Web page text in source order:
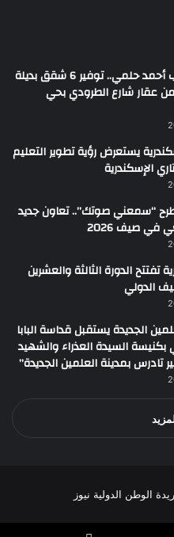
بتوجيهات النائب أحمد حلمي.. توفير 6 شقق بديلة
من عقار شارع الطرودي بحي
يستعرض رؤية تطوير التعليم
الإسكندرية
“سمعني صوتك”.. تعاون جديد
في صيف 2026
تفتتح الدورة الثالثة والعشرين
الدولي
الجديدة يستقبل قداسة البابا
بكنيسة السيدة العذراء والشهيد
تادرس بمدينة العلمين الجديدة”
الوطن الدولية نيوز